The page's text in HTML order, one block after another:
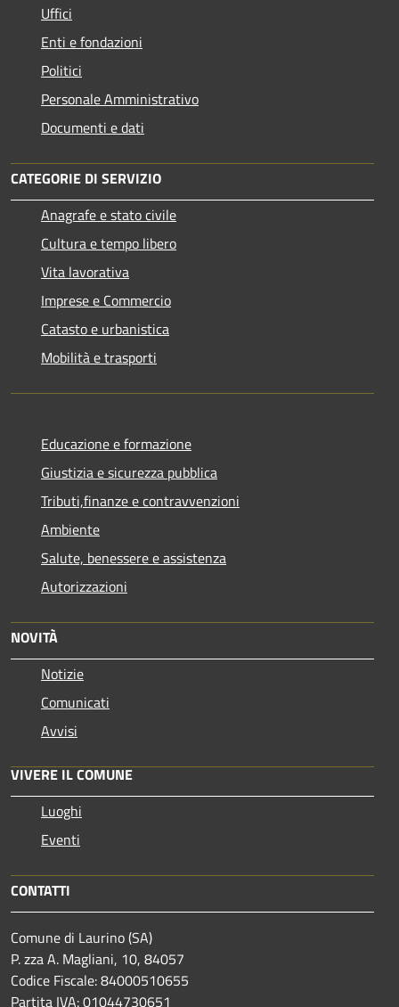
Uffici
Enti e fondazioni
Politici
Personale Amministrativo
Documenti e dati
CATEGORIE DI SERVIZIO
Anagrafe e stato civile
Cultura e tempo libero
Vita lavorativa
Imprese e Commercio
Catasto e urbanistica
Mobilità e trasporti
Educazione e formazione
Giustizia e sicurezza pubblica
Tributi,finanze e contravvenzioni
Ambiente
Salute, benessere e assistenza
Autorizzazioni
NOVITÀ
Notizie
Comunicati
Avvisi
VIVERE IL COMUNE
Luoghi
Eventi
CONTATTI
Comune di Laurino (SA)
P. zza A. Magliani, 10, 84057
Codice Fiscale: 84000510655
Partita IVA: 01044730651